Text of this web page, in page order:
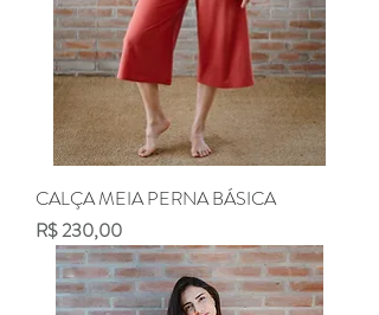
CALÇA MEIA PERNA BÁSICA
Preço
R$ 230,00